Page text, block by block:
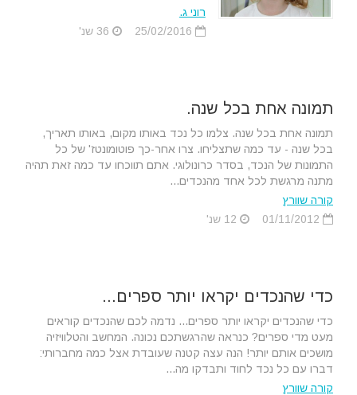
רוני ג.
תמונה אחת בכל שנה.
תמונה אחת בכל שנה. צלמו כל נכד באותו מקום, באותו תאריך,
בכל שנה - עד כמה שתצליחו. צרו אחר-כך פוטומונטז' של כל
התמונות של הנכד, בסדר כרונולוגי. אתם תווכחו עד כמה זאת תהיה
מתנה מרגשת לכל אחד מהנכדים...
קורה שוורץ
כדי שהנכדים יקראו יותר ספרים...
כדי שהנכדים יקראו יותר ספרים... נדמה לכם שהנכדים קוראים
מעט מדי ספרים? כנראה שהרגשתכם נכונה. המחשב והטלוויזיה
מושכים אותם יותר! הנה עצה קטנה שעובדת אצל כמה מחברותי:
דברו עם כל נכד לחוד ותבדקו מה...
קורה שוורץ